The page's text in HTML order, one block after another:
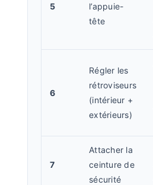
5
l’appuie-
tête
6
Régler les
rétroviseurs
(intérieur +
extérieurs)
7
Attacher la
ceinture de
sécurité